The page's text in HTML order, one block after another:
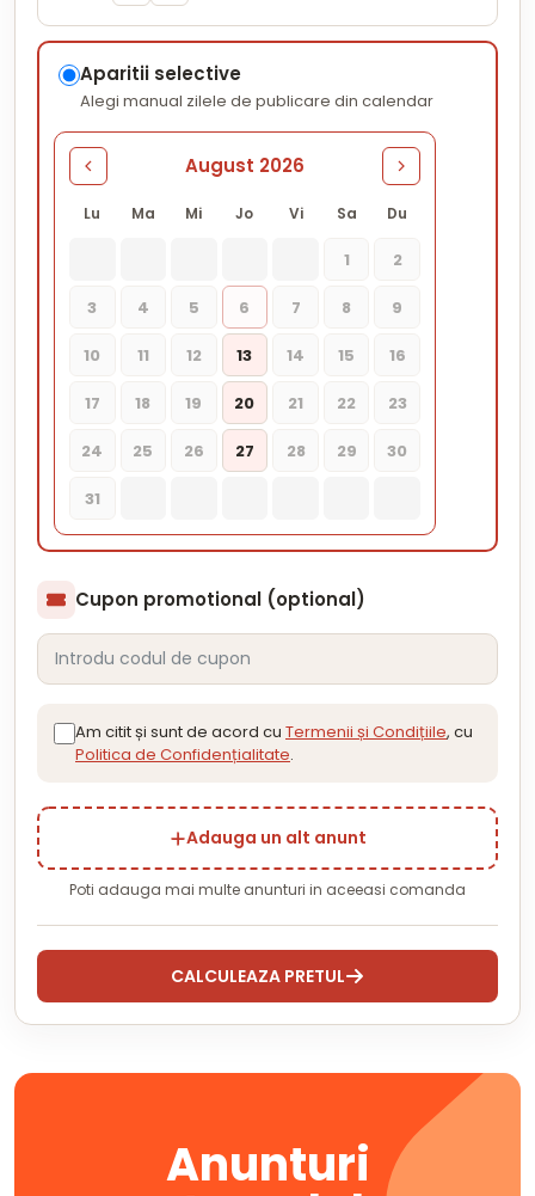
Anunturi
Aparitii selective
Alegi manual zilele de publicare din calendar
August 2026
Lu Ma Mi Jo Vi Sa Du
1 2
3 4 5 6 7 8 9
10 11 12 13 14 15 16
17 18 19 20 21 22 23
24 25 26 27 28 29 30
31
Cupon promotional (optional)
Am citit și sunt de acord cu Termenii și Condițiile, cu
Politica de Confidențialitate.
Adauga un alt anunt
Poti adauga mai multe anunturi in aceeasi comanda
CALCULEAZA PRETUL